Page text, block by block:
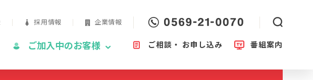
採用情報 企業情報
ご加入中のお客様 ご相談・ お申し込み 番組案内